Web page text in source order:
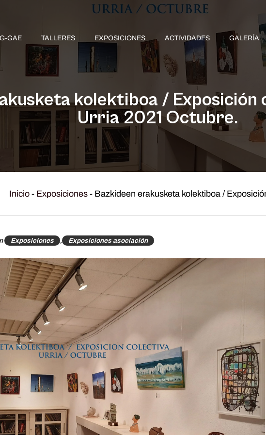
GAE TALLERES EXPOSICIONES ACTIVIDADES GALERÍA
kolektiboa / Exposición
Urria 2021 Octubre.
Inicio - Exposiciones - Bazkideen erakusketa kolektiboa /
Exposiciones , Exposiciones asociación